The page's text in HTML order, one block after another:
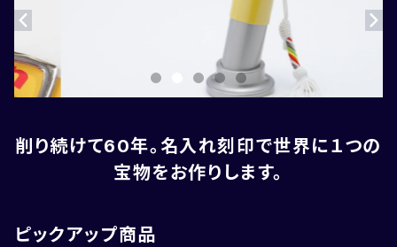
削り続けて60年。名入れ刻印で世界に１つの
宝物をお作りします。
ピックアップ商品